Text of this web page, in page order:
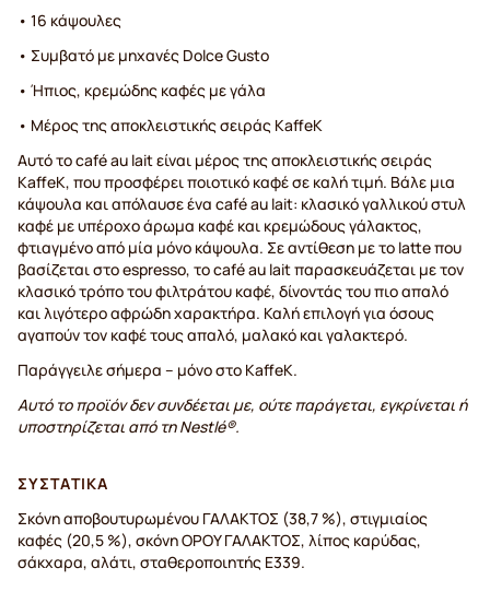
• 16 κάψουλες
• Συμβατό με μηχανές Dolce Gusto
• Ήπιος, κρεμώδης καφές με γάλα
• Μέρος της αποκλειστικής σειράς KaffeK
Αυτό το café au lait είναι μέρος της αποκλειστικής σειράς
KaffeK, που προσφέρει ποιοτικό καφέ σε καλή τιμή. Βάλε μια
κάψουλα και απόλαυσε ένα café au lait: κλασικό γαλλικού στυλ
καφέ με υπέροχο άρωμα καφέ και κρεμώδους γάλακτος,
φτιαγμένο από μία μόνο κάψουλα. Σε αντίθεση με το latte που
βασίζεται στο espresso, το café au lait παρασκευάζεται με τον
κλασικό τρόπο του φιλτράτου καφέ, δίνοντάς του πιο απαλό
και λιγότερο αφρώδη χαρακτήρα. Καλή επιλογή για όσους
αγαπούν τον καφέ τους απαλό, μαλακό και γαλακτερό.
Παράγγειλε σήμερα – μόνο στο KaffeK.
Αυτό το προϊόν δεν συνδέεται με, ούτε παράγεται, εγκρίνεται ή
υποστηρίζεται από τη Nestlé®.
ΣΥΣΤΑΤΙΚΆ
Σκόνη αποβουτυρωμένου ΓΑΛΑΚΤΟΣ (38,7 %), στιγμιαίος
καφές (20,5 %), σκόνη ΟΡΟY ΓAΛΑΚΤΟΣ, λίπος καρύδας,
σάκχαρα, αλάτι, σταθεροποιητής E339.